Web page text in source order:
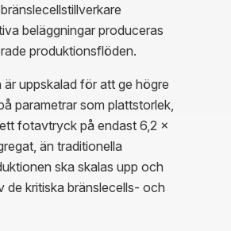
beläggningar produceras
produktionsflöden.
uppskalad för att ge högre
parametrar som plattstorlek,
fotavtryck på endast 6,2 x
än traditionella
ska skalas upp och
de kritiska bränslecells- och